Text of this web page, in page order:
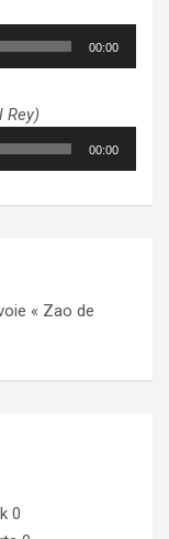
00:00
Rey)
00:00
« Zao de
0